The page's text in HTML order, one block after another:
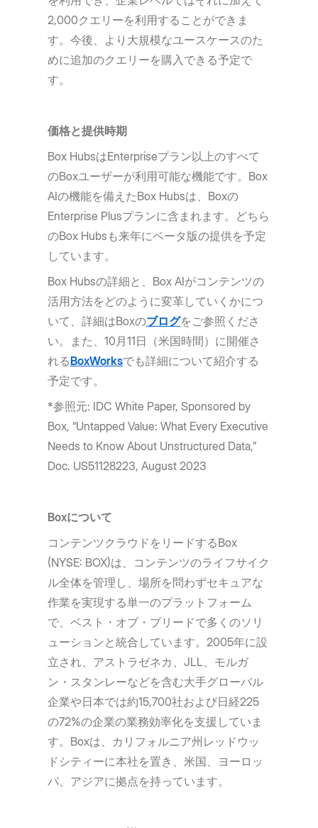
2,000クエリーを利用することができま
す。今後、より大規模なユースケースのた
めに追加のクエリーを購入できる予定で
す。
価格と提供時期
Box HubsはEnterpriseプラン以上のすべて
のBoxユーザーが利用可能な機能です。Box
AIの機能を備えたBox Hubsは、Boxの
Enterprise Plusプランに含まれます。どちら
のBox Hubsも来年にベータ版の提供を予定
しています。
Box Hubsの詳細と、Box AIがコンテンツの
活用方法をどのように変革していくかにつ
いて、詳細はBoxのブログをご参照くださ
い。また、10月11日（米国時間）に開催さ
れるBoxWorksでも詳細について紹介する
予定です。
*参照元: IDC White Paper, Sponsored by
Box, “Untapped Value: What Every Executive
Needs to Know About Unstructured Data,”
Doc. US51128223, August 2023
Boxについて
コンテンツクラウドをリードするBox
(NYSE: BOX)は、コンテンツのライフサイク
ル全体を管理し、場所を問わずセキュアな
作業を実現する単一のプラットフォーム
で、ベスト・オブ・ブリードで多くのソリ
ューションと統合しています。2005年に設
立され、アストラゼネカ、JLL、モルガ
ン・スタンレーなどを含む大手グローバル
企業や日本では約15,700社および日経225
の72%の企業の業務効率化を支援していま
す。Boxは、カリフォルニア州レッドウッ
ドシティーに本社を置き、米国、ヨーロッ
パ、アジアに拠点を持っています。